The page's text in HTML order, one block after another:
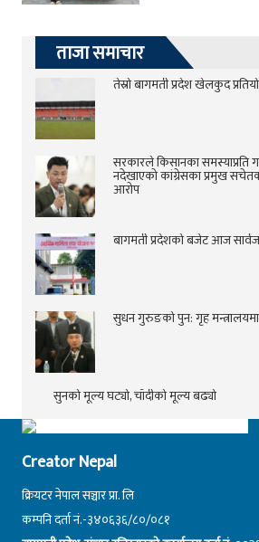
ताजा समाचार
तेस्रो बागमती प्रदेश खेलकुद
सरकारले किसानका समस्याप्रति
नदेखाएको कांग्रेसका प्रमुख
आरोप
बागमती प्रदेशको बजेट आज
सुधन गुरुङको पुन: गृह मन्त्रालयमा
सुनको मूल्य घट्यो, चाँदीको मूल्य बढ्यो
Creator Nepal
क्रियटर नेपाल सञ्चार प्रा. लि
कम्पनि दर्ता नं.-३४०६३६/८०/०८१